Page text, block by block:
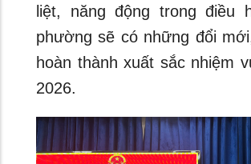
liệt, năng động trong điều
phường sẽ có những đổi
hoàn thành xuất sắc nhiệm
2026.